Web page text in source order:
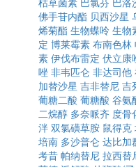
佛手苷内酯 贝西沙星
烯菊酯 生物蝶呤 生物
定 博莱霉素 布南色林
素 伊伐布雷定 伏立康
唑 非韦匹仑 非达司他
加替沙星 吉非替尼 吉
葡糖二酸 葡糖酸 谷氨
二烷醇 多奈哌齐 度骨
泮 双氯磺草胺 鼠得克
培南 多沙普仑 达比加
考昔 帕纳替尼 拉西替